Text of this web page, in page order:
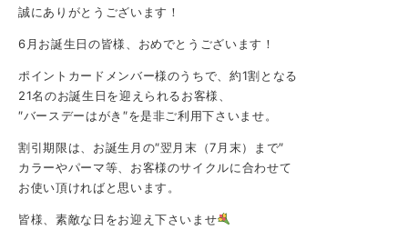
誠にありがとうございます！
6月お誕生日の皆様、おめでとうございます！
ポイントカードメンバー様のうちで、約1割となる
21名のお誕生日を迎えられるお客様、
″バースデーはがき″を是非ご利用下さいませ。
割引期限は、お誕生月の″翌月末（7月末）まで″
カラーやパーマ等、お客様のサイクルに合わせて
お使い頂ければと思います。
皆様、素敵な日をお迎え下さいませ